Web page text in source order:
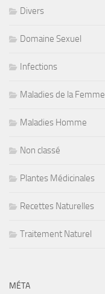
Divers
Domaine Sexuel
Infections
Maladies de la Femme
Maladies Homme
Non classé
Plantes Médicinales
Recettes Naturelles
Traitement Naturel
MÉTA